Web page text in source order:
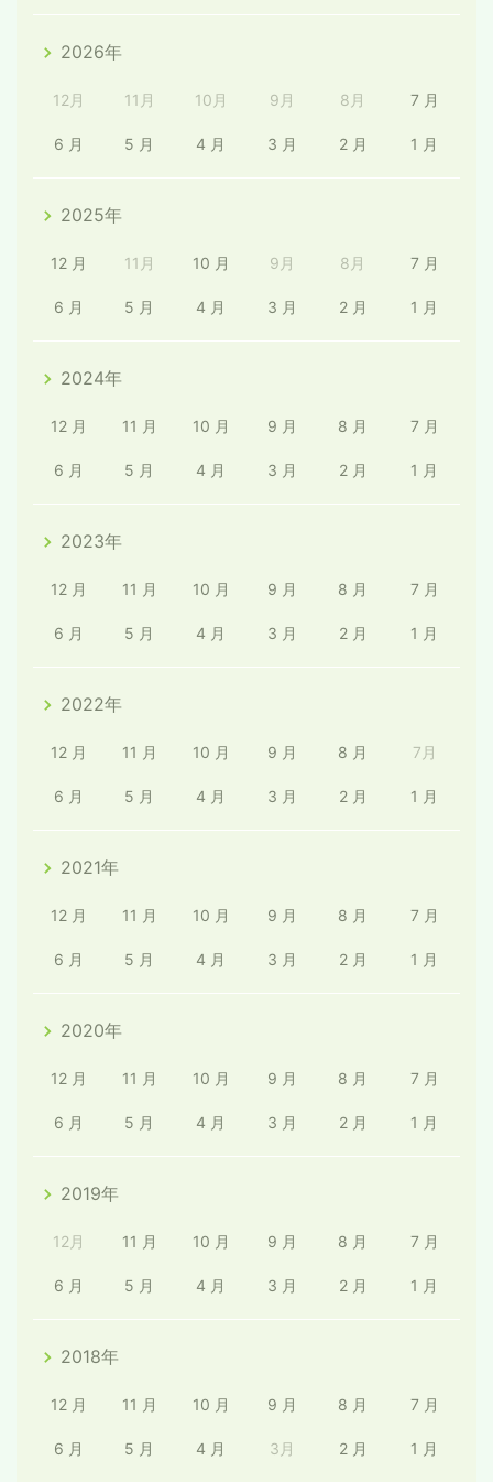
2026年
12月 11月 10月 9月 8月 7 月
6 月 5 月 4 月 3 月 2 月 1 月
2025年
12 月 11月 10 月 9月 8月 7 月
6 月 5 月 4 月 3 月 2 月 1 月
2024年
12 月 11 月 10 月 9 月 8 月 7 月
6 月 5 月 4 月 3 月 2 月 1 月
2023年
12 月 11 月 10 月 9 月 8 月 7 月
6 月 5 月 4 月 3 月 2 月 1 月
2022年
12 月 11 月 10 月 9 月 8 月 7月
6 月 5 月 4 月 3 月 2 月 1 月
2021年
12 月 11 月 10 月 9 月 8 月 7 月
6 月 5 月 4 月 3 月 2 月 1 月
2020年
12 月 11 月 10 月 9 月 8 月 7 月
6 月 5 月 4 月 3 月 2 月 1 月
2019年
12月 11 月 10 月 9 月 8 月 7 月
6 月 5 月 4 月 3 月 2 月 1 月
2018年
12 月 11 月 10 月 9 月 8 月 7 月
6 月 5 月 4 月 3月 2 月 1 月